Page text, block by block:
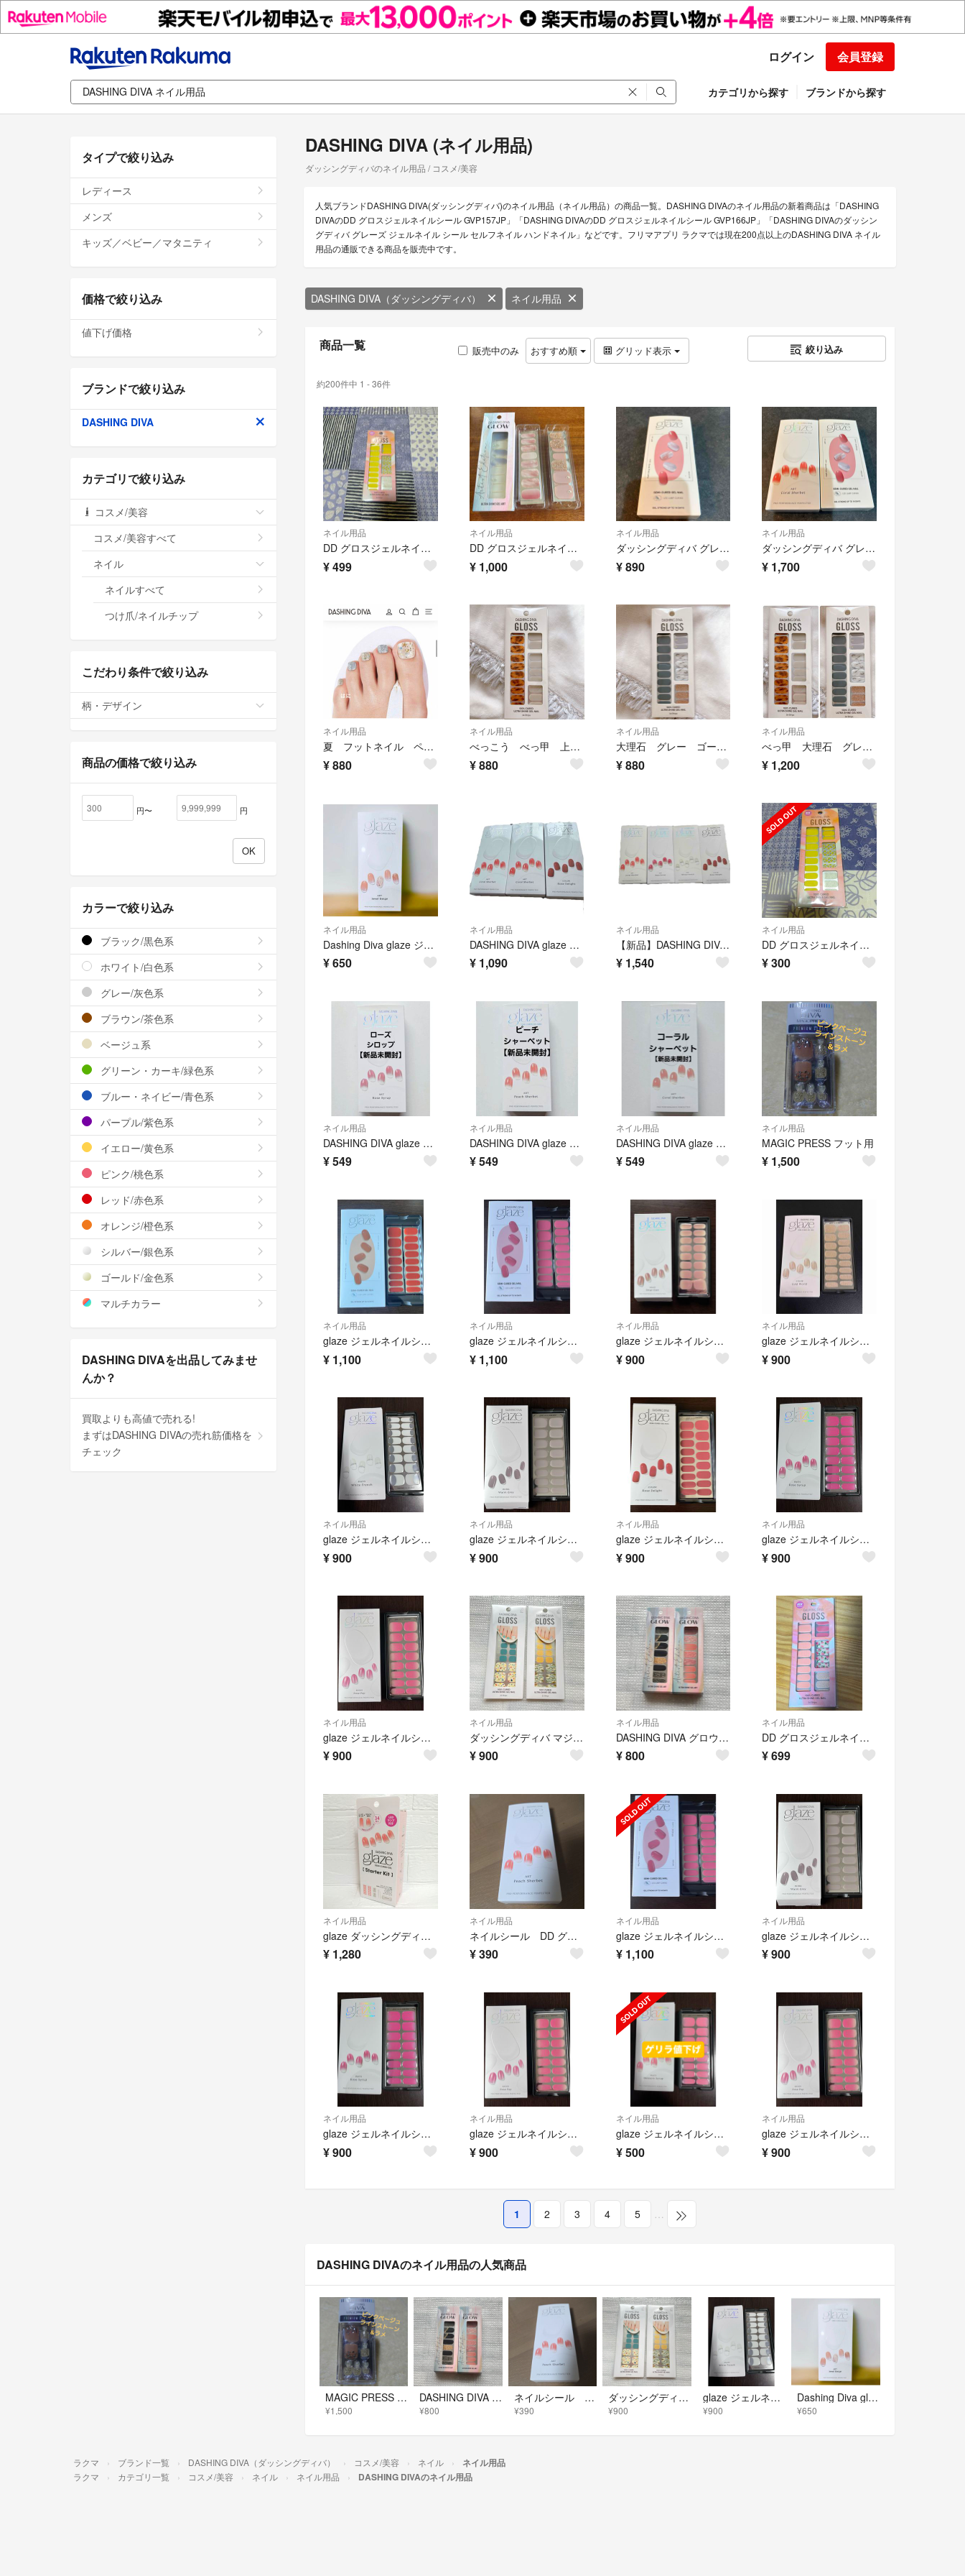
ログイン 会員登録
カテゴリから探す ブランドから探す
DASHING DIVA (ネイル用品)
ダッシングディバのネイル用品 / コスメ/美容
人気ブランドDASHING DIVA(ダッシングディバ)のネイル用品（ネイル用品）の商品一覧。DASHING DIVAのネイル用品の新着商品は「DASHING
DIVAのDD グロスジェルネイルシール GVP157JP」「DASHING DIVAのDD グロスジェルネイルシール GVP166JP」「DASHING DIVAのダッシン
グディバ グレーズ ジェルネイル シール セルフネイル ハンドネイル」などです。フリマアプリ ラクマでは現在200点以上のDASHING DIVA ネイル
用品の通販できる商品を販売中です。
DASHING DIVA（ダッシングディバ） ネイル用品
商品一覧 販売中のみ おすすめ順 グリッド表示 絞り込み
約200件中 1 - 36件
ネイル用品
DD グロスジェルネイルシール GVP157JP
¥499
ネイル用品
DD グロスジェルネイルシール GVP166JP
¥ 1,000
ネイル用品
ダッシングディバ グレーズ ジェルネイル シール セルフネイル ハンドネイル
¥890
ネイル用品
ダッシングディバ グレーズ ジェルネイル シール セルフネイル ハンドネイル
¥ 1,700
ネイル用品
夏 フットネイル ペディ キラキラ ラメ ゴールド シルバー 貝 シェル パール
¥880
ネイル用品
べっこう べっ甲 上品 結婚式 お呼ばれ ベージュ グレージュ おしゃれ
¥880
ネイル用品
大理石 グレー ゴールド ホワイト 白 上品 結婚式 お呼ばれ おしゃれ
¥880
ネイル用品
べっ甲 大理石 グレー ゴールド 上品 結婚式 お呼ばれ おしゃれ
¥ 1,200
ネイル用品
Dashing Diva glaze ジェルネイル ジュエルベージュ色
¥650
ネイル用品
DASHING DIVA glaze セミキュアジェルネイル 3個セット Coral Sherbet Rose Delight
¥ 1,090
ネイル用品
【新品】DASHING DIVA glaze ネイルシール 4種セット
¥ 1,540
ネイル用品
DD グロスジェルネイルシール GVP157JP
¥300
ネイル用品
DASHING DIVA glaze セミキュアジェルネイルシール ローズシロップ
¥549
ネイル用品
DASHING DIVA glaze セミキュアジェルネイルシール ピーチシャーベット
¥549
ネイル用品
DASHING DIVA glaze セミキュアジェルネイルシール
¥549
ネイル用品
MAGIC PRESS フット用
¥ 1,500
ネイル用品
glaze ジェルネイルシール Burnt Sienna
¥ 1,100
ネイル用品
glaze ジェルネイルシール Mauve Pink
¥ 1,100
ネイル用品
glaze ジェルネイルシール beige glam
¥900
ネイル用品
glaze ジェルネイルシール Gold world
¥900
ネイル用品
glaze ジェルネイルシール White French
¥900
ネイル用品
glaze ジェルネイルシール Warm grey
¥900
ネイル用品
glaze ジェルネイルシール Rose Delight
¥900
ネイル用品
glaze ジェルネイルシール Rose Syrup
¥900
ネイル用品
glaze ジェルネイルシール Rose Pop
¥900
ネイル用品
ダッシングディバ マジックプレス ジェルネイルシール ペディ 2セット
¥900
ネイル用品
DASHING DIVA グロウ ジェルネイルシール 2セット
¥800
ネイル用品
DD グロスジェルネイルシール GVP156JP
¥699
ネイル用品
glaze ダッシングディバ ジェルネイル スターターキット ジェルネイルシール
¥ 1,280
ネイル用品
ネイルシール DD グレイズ ZMA104SKJ
¥390
ネイル用品
glaze ジェルネイルシール Mauve Pink
¥ 1,100
ネイル用品
glaze ジェルネイルシール Warm grey
¥900
ネイル用品
glaze ジェルネイルシール Rose Syrup
¥900
ネイル用品
glaze ジェルネイルシール Rose Pop
¥900
ネイル用品
glaze ジェルネイルシール Blossom syrup
¥500
ネイル用品
glaze ジェルネイルシール Rose Pop
¥900
1 2 3 4 5 …
DASHING DIVAのネイル用品の人気商品
MAGIC PRESS フット用
¥1,500
DASHING DIVA グロウ ジェルネイルシール 2セット
¥800
ネイルシール DD グレイズ ZMA104SKJ
¥390
ダッシングディバ マジックプレス ジェルネイルシール ペディ 2セット
¥900
glaze ジェルネイルシール White French
¥900
Dashing Diva glaze ジェルネイル ジュエルベージュ色
¥650
タイプで絞り込み
レディース
メンズ
キッズ／ベビー／マタニティ
価格で絞り込み
値下げ価格
ブランドで絞り込み
DASHING DIVA
カテゴリで絞り込み
コスメ/美容
コスメ/美容すべて
ネイル
ネイルすべて
つけ爪/ネイルチップ
こだわり条件で絞り込み
柄・デザイン
商品の価格で絞り込み
円〜 円
カラーで絞り込み
ブラック/黒色系
ホワイト/白色系
グレー/灰色系
ブラウン/茶色系
ベージュ系
グリーン・カーキ/緑色系
ブルー・ネイビー/青色系
パープル/紫色系
イエロー/黄色系
ピンク/桃色系
レッド/赤色系
オレンジ/橙色系
シルバー/銀色系
ゴールド/金色系
マルチカラー
DASHING DIVAを出品してみませ
んか？
買取よりも高値で売れる!
まずはDASHING DIVAの売れ筋価格を
チェック
ラクマ ブランド一覧 DASHING DIVA（ダッシングディバ） コスメ/美容 ネイル ネイル用品
ラクマ カテゴリ一覧 コスメ/美容 ネイル ネイル用品 DASHING DIVAのネイル用品